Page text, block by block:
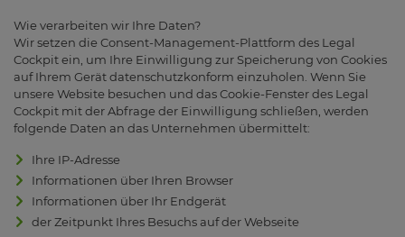
Wie verarbeiten wir Ihre Daten?
Wir setzen die Consent-Management-Plattform des Legal
Cockpit ein, um Ihre Einwilligung zur Speicherung von Cookies
auf Ihrem Gerät datenschutzkonform einzuholen. Wenn Sie
unsere Website besuchen und das Cookie-Fenster des Legal
Cockpit mit der Abfrage der Einwilligung schließen, werden
folgende Daten an das Unternehmen übermittelt:
Ihre IP-Adresse
Informationen über Ihren Browser
Informationen über Ihr Endgerät
der Zeitpunkt Ihres Besuchs auf der Webseite